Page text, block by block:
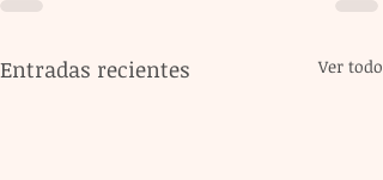
Entradas recientes Ver todo